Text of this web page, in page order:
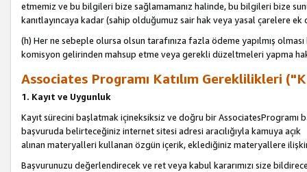
etmemiz ve bu bilgileri bize sağlamamanız halinde, bu bilgileri bize
kanıtlayıncaya kadar (sahip olduğumuz sair hak veya yasal çarelere
(h) Her ne sebeple olursa olsun tarafınıza fazla ödeme yapılmış
komisyon gelirinden mahsup etme veya gerekli düzeltmeleri yapma
Associates Programı Katılım Gereklilikleri
1. Kayıt ve Uygunluk
Kayıt sürecini başlatmak içineksiksiz ve doğru bir AssociatesProgramı
başvuruda belirteceğiniz internet sitesi adresi aracılığıyla kamuya
alınan materyalleri kullanan özgün içerik, eklediğiniz materyallere
Başvurunuzu değerlendirecek ve ret veya kabul kararımızı size